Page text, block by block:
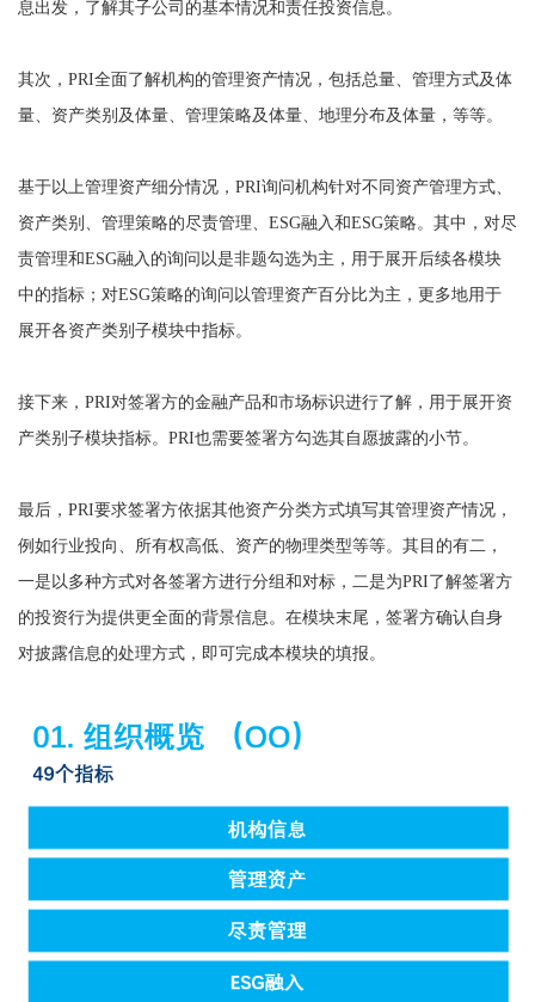
息出发，了解其子公司的基本情况和责任投资信息。
其次，PRI全面了解机构的管理资产情况，包括总量、管理方式及体
量、资产类别及体量、管理策略及体量、地理分布及体量，等等。
基于以上管理资产细分情况，PRI询问机构针对不同资产管理方式、
资产类别、管理策略的尽责管理、ESG融入和ESG策略。其中，对尽
责管理和ESG融入的询问以是非题勾选为主，用于展开后续各模块
中的指标；对ESG策略的询问以管理资产百分比为主，更多地用于
展开各资产类别子模块中指标。
接下来，PRI对签署方的金融产品和市场标识进行了解，用于展开资
产类别子模块指标。PRI也需要签署方勾选其自愿披露的小节。
最后，PRI要求签署方依据其他资产分类方式填写其管理资产情况，
例如行业投向、所有权高低、资产的物理类型等等。其目的有二，
一是以多种方式对各签署方进行分组和对标，二是为PRI了解签署方
的投资行为提供更全面的背景信息。在模块末尾，签署方确认自身
对披露信息的处理方式，即可完成本模块的填报。